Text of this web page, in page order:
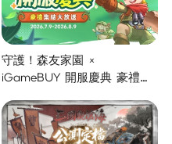
守護！森友家園 ×
iGameBUY 開服慶典 豪禮集